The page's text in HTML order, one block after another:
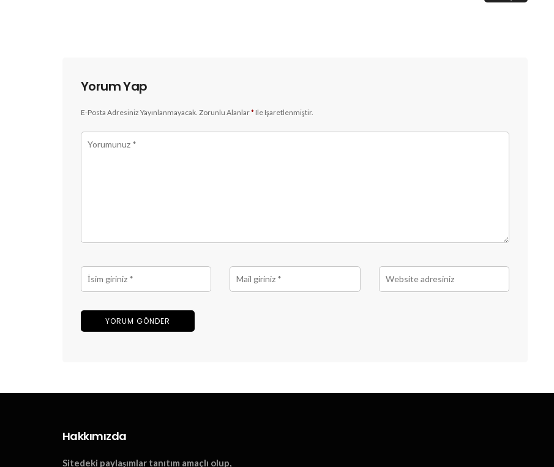
Yorum Yap
E-Posta Adresiniz Yayınlanmayacak. Zorunlu Alanlar* Ile Işaretlenmiştir.
Hakkımızda
Sitedeki paylaşımlar tanıtım amaçlı olup,